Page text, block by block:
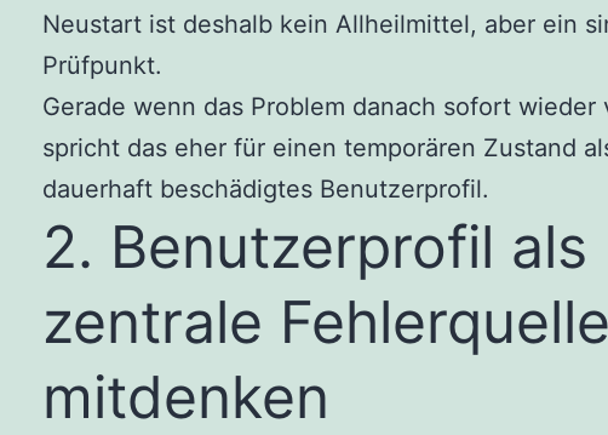
Neustart ist deshalb kein Allheilmittel, aber ein
Prüfpunkt.
Gerade wenn das Problem danach sofort wieder
spricht das eher für einen temporären Zustand
dauerhaft beschädigtes Benutzerprofil.
2. Benutzerprofil als
zentrale Fehlerquelle
mitdenken